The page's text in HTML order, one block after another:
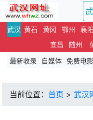
武汉 黄石 黄冈 鄂州 襄阳
宜昌
随州
最新收录
自媒体 免费电影
当前位置： 首页 > 武汉